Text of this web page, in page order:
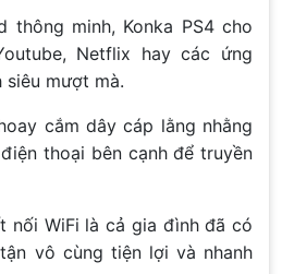
thông minh, Konka PS4 cho
Netflix hay các ứng
siêu mượt mà.
cắm dây cáp lằng nhằng
thoại bên cạnh để truyền
nối WiFi là cả gia đình đã có
vô cùng tiện lợi và nhanh